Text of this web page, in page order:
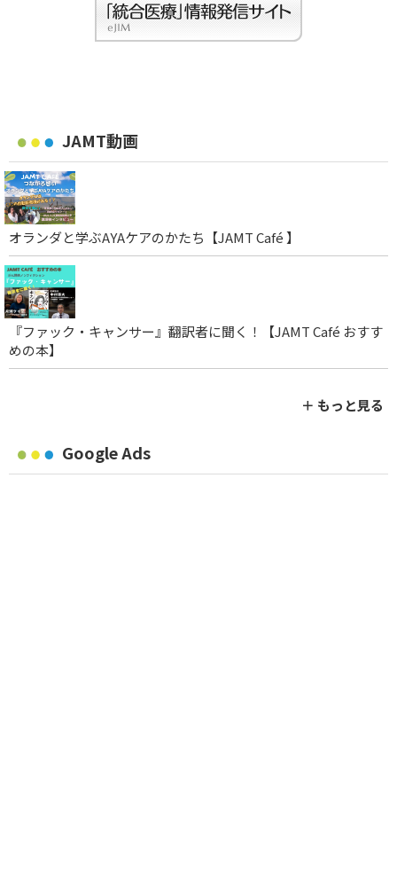
JAMT動画
オランダと学ぶAYAケアのかたち【JAMT Café 】
『ファック・キャンサー』翻訳者に聞く！【JAMT Café おすす
めの本】
＋ もっと見る
Google Ads